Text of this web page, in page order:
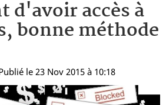
d'avoir accès à
bonne méthode
le 23 Nov 2015 à 10:18